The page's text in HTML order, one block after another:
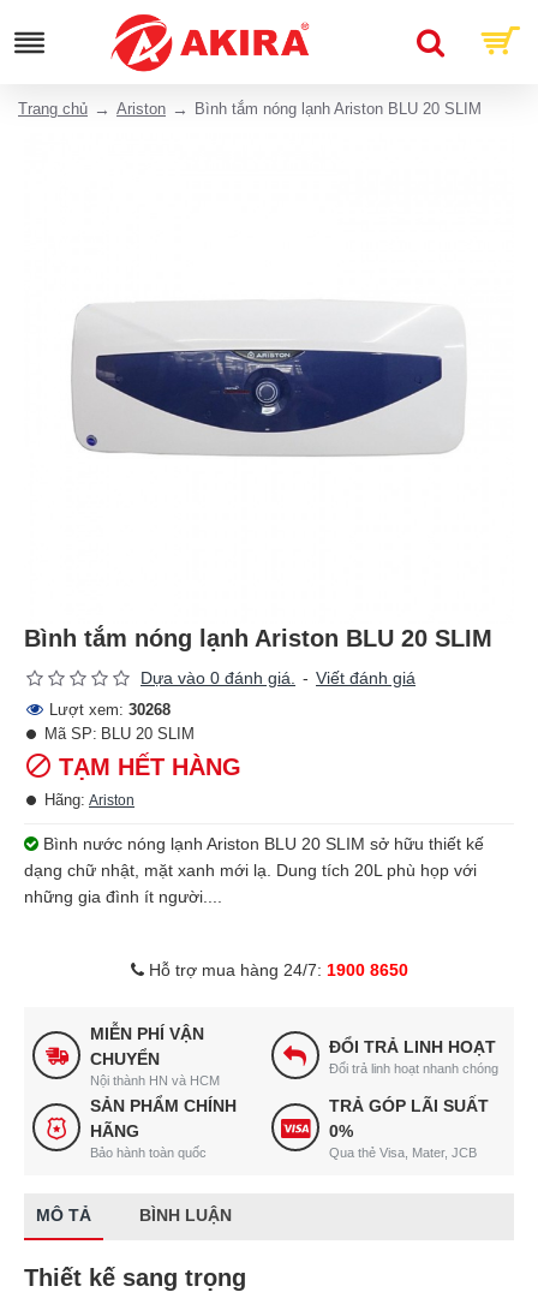
Trang chủ Ariston Bình tắm nóng lạnh Ariston BLU 20 SLIM
Bình tắm nóng lạnh Ariston BLU 20 SLIM
Dựa vào 0 đánh giá. - Viết đánh giá
Lượt xem: 30268
TẠM HẾT HÀNG
Hãng: Ariston
Mã SP: BLU 20 SLIM
Bình nước nóng lạnh Ariston BLU 20 SLIM sở hữu thiết kế
dạng chữ nhật, mặt xanh mới lạ. Dung tích 20L phù họp với
những gia đình ít người....
Hỗ trợ mua hàng 24/7: 1900 8650
MIỄN PHÍ VẬN
CHUYỂN
Nội thành HN và HCM
ĐỔI TRẢ LINH HOẠT
Đổi trả linh hoạt nhanh chóng
SẢN PHẨM CHÍNH
HÃNG
Bảo hành toàn quốc
TRẢ GÓP LÃI SUẤT
0%
Qua thẻ Visa, Mater, JCB
MÔ TẢ BÌNH LUẬN
Thiết kế sang trọng